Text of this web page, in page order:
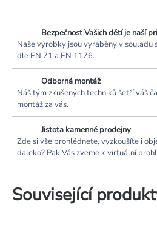
Bezpečnost Vašich dětí je naší
Naše výrobky jsou vyráběny v souladu
dle EN 71 a EN 1176.
Odborná montáž
Náš tým zkušených techniků šetří váš
montáž za vás.
Jistota kamenné prodejny
Zde si vše prohlédnete, vyzkoušíte i
daleko? Pak Vás zveme k virtuální
Související